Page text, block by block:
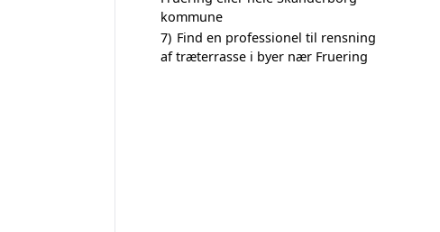
kommune
7) Find en professionel til rensning
af træterrasse i byer nær Fruering